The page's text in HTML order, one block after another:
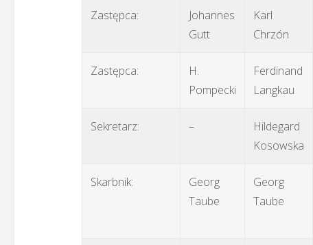
Zastępca:
Johannes
Gutt
Karl
Chrzón
Zastępca:
H.
Pompecki
Ferdinand
Langkau
Sekretarz: –
Hildegard
Kosowska
Skarbnik:
Georg
Taube
Georg
Taube